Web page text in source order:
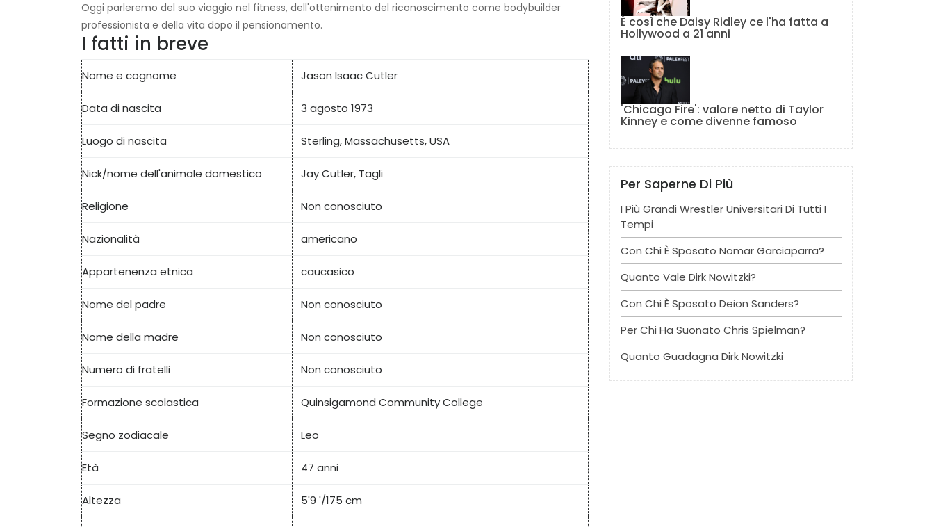
Oggi parleremo del suo viaggio nel fitness, dell'ottenimento del riconoscimento come bodybuilder
professionista e della vita dopo il pensionamento.
I fatti in breve
Nome e cognome Jason Isaac Cutler
Data di nascita 3 agosto 1973
Luogo di nascita Sterling, Massachusetts, USA
Nick/nome dell'animale domestico Jay Cutler, Tagli
Religione Non conosciuto
Nazionalità americano
Appartenenza etnica caucasico
Nome del padre Non conosciuto
Nome della madre Non conosciuto
Numero di fratelli Non conosciuto
Formazione scolastica Quinsigamond Community College
Segno zodiacale Leo
Età 47 anni
Altezza 5'9 '/175 cm
È così che Daisy Ridley ce l'ha fatta a
Hollywood a 21 anni
'Chicago Fire': valore netto di Taylor
Kinney e come divenne famoso
Per Saperne Di Più
I Più Grandi Wrestler Universitari Di Tutti I
Tempi
Con Chi È Sposato Nomar Garciaparra?
Quanto Vale Dirk Nowitzki?
Con Chi È Sposato Deion Sanders?
Per Chi Ha Suonato Chris Spielman?
Quanto Guadagna Dirk Nowitzki